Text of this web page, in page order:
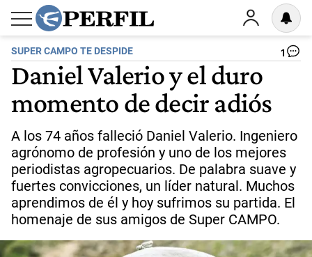
SUPER CAMPO TE DESPIDE 1
Daniel Valerio y el duro
momento de decir adiós
A los 74 años falleció Daniel Valerio. Ingeniero
agrónomo de profesión y uno de los mejores
periodistas agropecuarios. De palabra suave y
fuertes convicciones, un líder natural. Muchos
aprendimos de él y hoy sufrimos su partida. El
homenaje de sus amigos de Super CAMPO.